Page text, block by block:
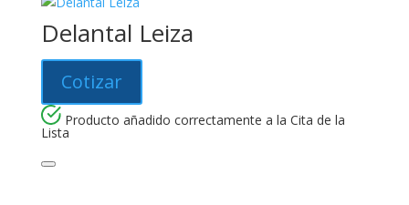
Delantal Leiza
Cotizar
Producto añadido correctamente a la Cita de la
Lista